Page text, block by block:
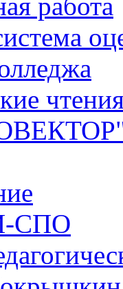
работа
СПО